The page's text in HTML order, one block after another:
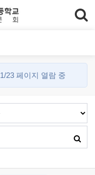
1/23 페이지 열람 중